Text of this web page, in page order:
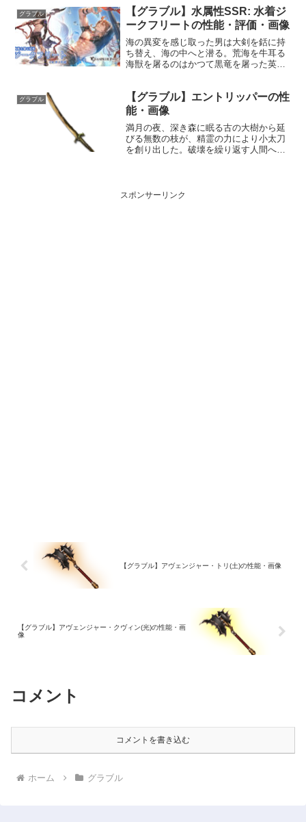
身で、このような時間を得て許されるの
か、と……プロフィール年...
グラブル
【グラブル】水属性SSR: 水着ジ
ークフリートの性能・評価・画像
海の異変を感じ取った男は大剣を銛に持
ち替え、海の中へと潜る。荒海を牛耳る
海獣を屠るのはかつて黒竜を屠った英雄
180cm種族：ヒューマン趣味：稽古好
き：瞑想苦手：口だけ...
グラブル
【グラブル】エントリッパーの性
能・画像
満月の夜、深き森に眠る古の大樹から延
びる無数の枝が、精霊の力により小太刀
を創り出した。破壊を繰り返す人間へ牙
〔減...
スポンサーリンク
【グラブル】アヴェンジャー・トリ(土)の性能・画像
【グラブル】アヴェンジャー・クヴィン(光)の性能・画
像
コメント
コメントを書き込む
ホーム グラブル